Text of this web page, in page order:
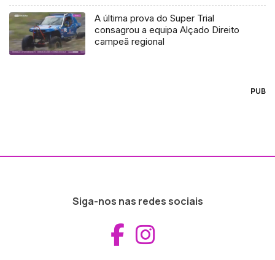
A última prova do Super Trial
consagrou a equipa Alçado Direito
campeã regional
PUB
Siga-nos nas redes sociais
Aceder ao